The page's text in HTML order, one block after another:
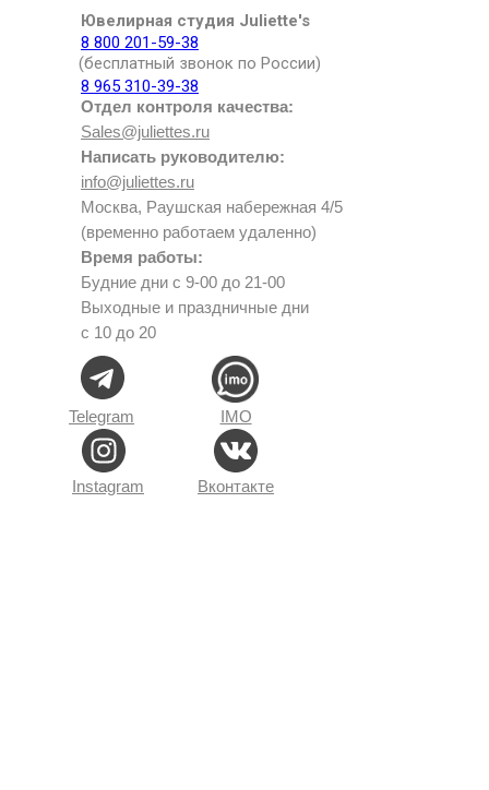
Отдел контроля качества:
Sales@juliettes.ru
Написать руководителю:
info@juliettes.ru
Москва, Раушская набережная 4/5
(временно работаем удаленно)
Время работы:
Будние дни с 9-00 до 21-00
Выходные и праздничные дни
с 10 до 20
Telegram
Вконтакте
Instagram
Ювелирная студия Juliette's
8 800 201-59-38
(бесплатный звонок по России)
8 965 310-39-38
IMO